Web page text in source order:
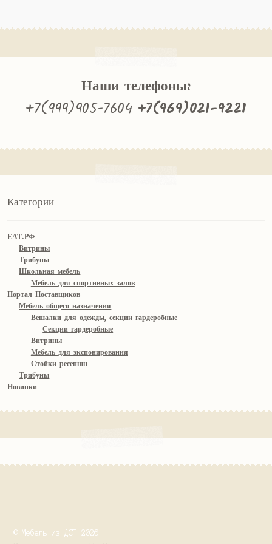
Наши телефоны:
+7(999)905-7604 +7(969)021-9221
Категории
ЕАТ.РФ
Витрины
Трибуны
Школьная мебель
Мебель для спортивных залов
Портал Поставщиков
Мебель общего назначения
Вешалки для одежды, секции гардеробные
Секции гардеробные
Витрины
Мебель для экспонирования
Стойки ресепшн
Трибуны
Новинки
© Мебель из ДСП 2026